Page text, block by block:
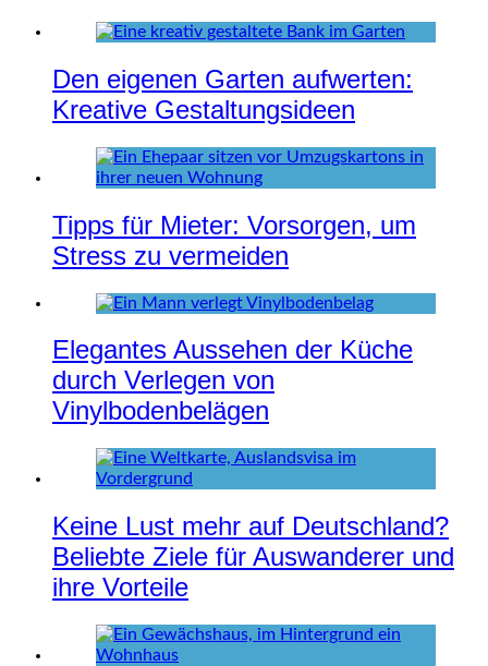
Den eigenen Garten aufwerten:
Kreative Gestaltungsideen
Tipps für Mieter: Vorsorgen, um
Stress zu vermeiden
Elegantes Aussehen der Küche
durch Verlegen von
Vinylbodenbelägen
Keine Lust mehr auf Deutschland?
Beliebte Ziele für Auswanderer und
ihre Vorteile